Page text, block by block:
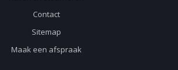
Contact
Sitemap
Maak een afspraak